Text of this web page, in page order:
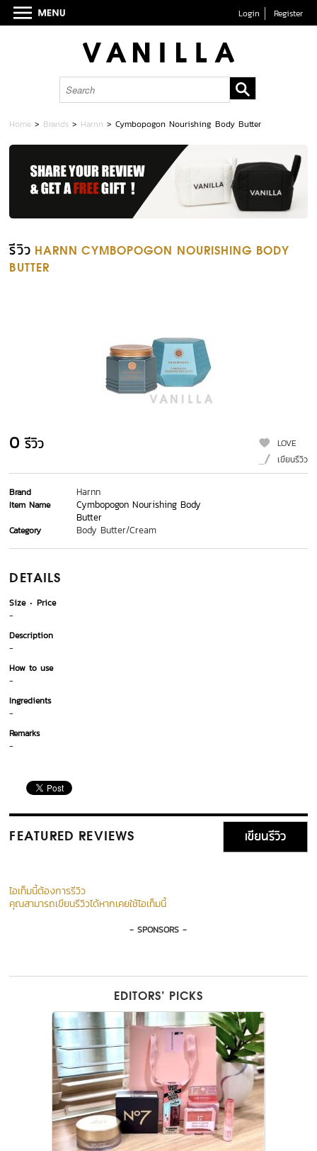
Login Register
Home > Brands > Harnn >Cymbopogon Nourishing Body Butter
รีวิว HARNN CYMBOPOGON NOURISHING BODY
BUTTER
0 รีวิว
LOVE
เขียนรีวิว
Brand Harnn
Item Name
Cymbopogon Nourishing Body
Butter
Category Body Butter/Cream
DETAILS
Size
Price
-
Description
-
How to use
-
Ingredients
-
Remarks
-
FEATURED REVIEWS เขียนรีวิว
ไอเท็มนี้ต้องการรีวิว
คุณสามารถเขียนรีวิวได้หากเคยใช้ไอเท็มนี้
- SPONSORS -
EDITORS’ PICKS